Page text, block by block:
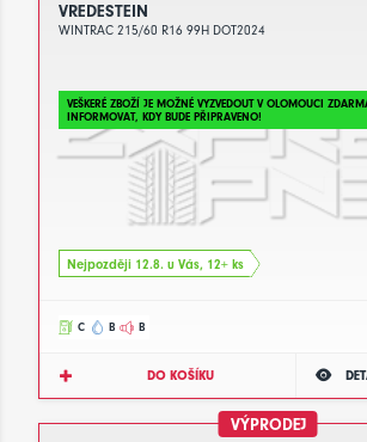
VREDESTEIN
WINTRAC 215/60 R16 99H DOT2024
VEŠKERÉ ZBOŽÍ JE MOŽNÉ VYZVEDOUT V OLOMOUCI
INFORMOVAT, KDY BUDE PŘIPRAVENO!
Nejpozději 12.8. u Vás, 12+ ks
C B B
DO KOŠÍKU
VÝPRODEJ